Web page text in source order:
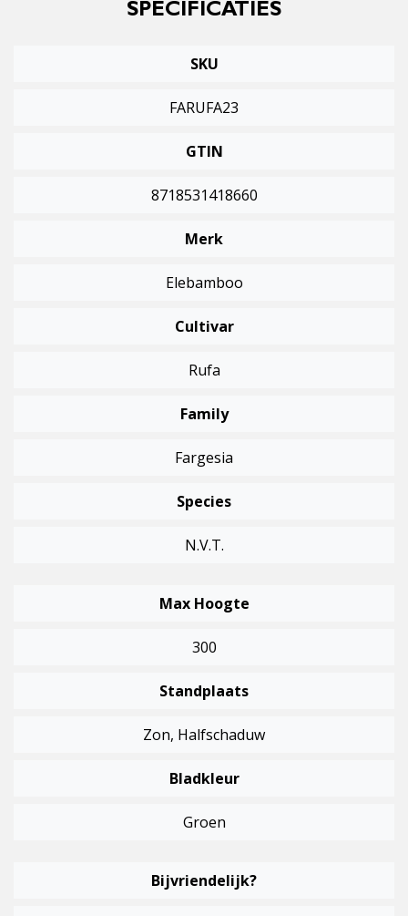
SPECIFICATIES
SKU
FARUFA23
GTIN
8718531418660
Merk
Elebamboo
Cultivar
Rufa
Family
Fargesia
Species
N.V.T.
Max Hoogte
300
Standplaats
Zon, Halfschaduw
Bladkleur
Groen
Bijvriendelijk?